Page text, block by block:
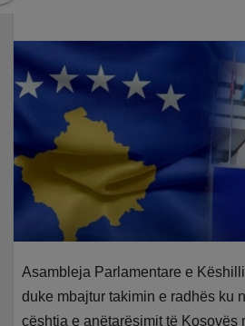
Asambleja Parlamentare e
duke mbajtur takimin e radhës ku
çështja e anëtarësimit të Kosovës